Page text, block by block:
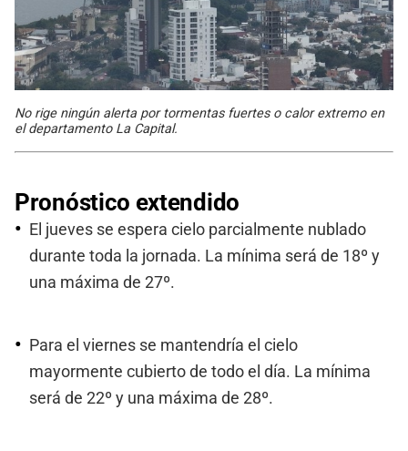
No rige ningún alerta por tormentas fuertes o calor extremo en
el departamento La Capital.
Pronóstico extendido
El jueves se espera cielo parcialmente nublado
durante toda la jornada. La mínima será de 18º y
una máxima de 27º.
Para el viernes se mantendría el cielo
mayormente cubierto de todo el día. La mínima
será de 22º y una máxima de 28º.